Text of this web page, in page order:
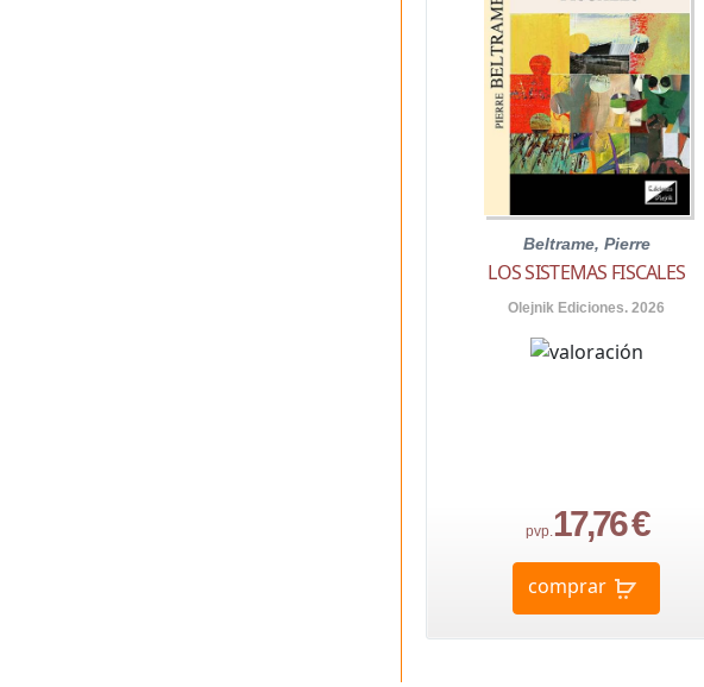
Beltrame, Pierre
LOS SISTEMAS FISCALES
Olejnik Ediciones. 2026
pvp.17,76 €
comprar